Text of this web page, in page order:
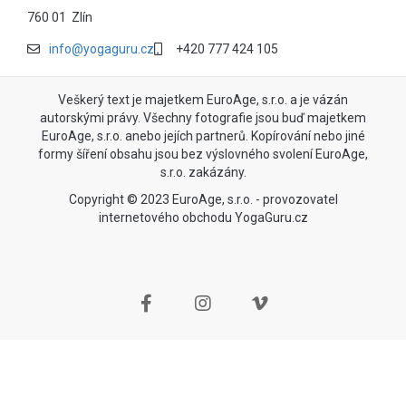
760 01 Zlín
info@yogaguru.cz +420 777 424 105
Veškerý text je majetkem EuroAge, s.r.o. a je vázán
autorskými právy. Všechny fotografie jsou buď majetkem
EuroAge, s.r.o. anebo jejích partnerů. Kopírování nebo jiné
formy šíření obsahu jsou bez výslovného svolení EuroAge,
s.r.o. zakázány.
Copyright © 2023 EuroAge, s.r.o. - provozovatel
internetového obchodu YogaGuru.cz